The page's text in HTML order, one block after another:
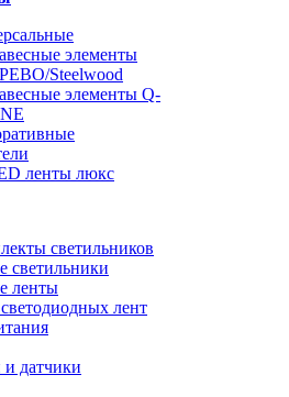
элементы
Steelwood
элементы Q-
светильников
светильники
ленты
лент
датчики